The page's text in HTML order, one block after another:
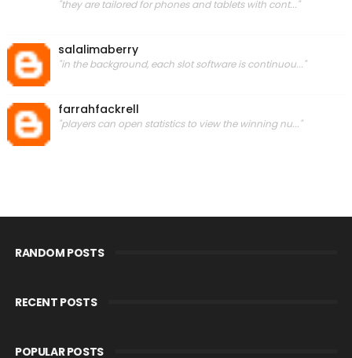
"they are tailored for phones and tablets with cont..."
salalimaberry
"in the background, each slot software is continuou..."
farrahfackrell
"players can open statistics to view the winning nu..."
RANDOM POSTS
RECENT POSTS
POPULAR POSTS